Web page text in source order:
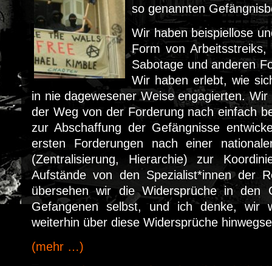
so genannten
Wir haben beispiellose
Form von
Sabotage und anderen
Wir haben erlebt, wie
in nie dagewesener Weise engagierten.
der Weg von der Forderung nach einfach
zur Abschaffung der Gefängnisse
ersten Forderungen nach einer
(Zentralisierung, Hierarchie) zur
Aufstände von den Spezialist*innen der
übersehen wir die Widersprüche in den
Gefangenen selbst, und ich denke, wir
weiterhin über diese Widersprüche
(mehr …)